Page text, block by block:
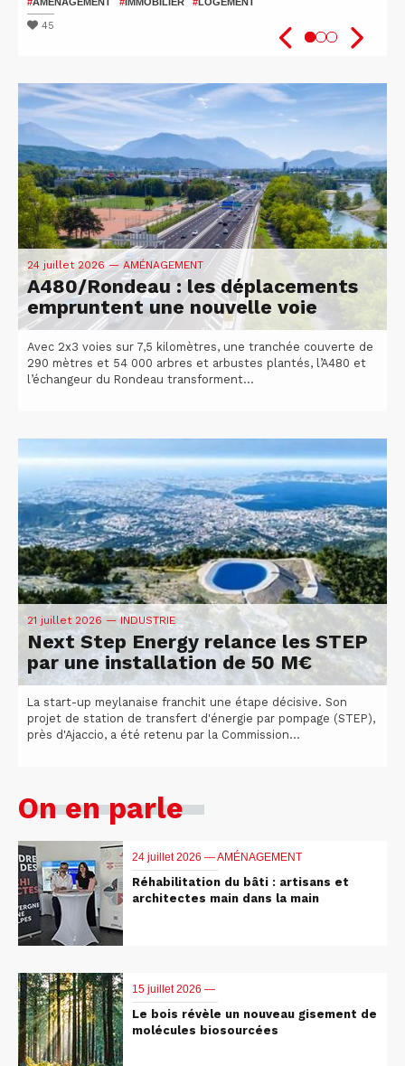
45
#SANTÉ
#VÉLO
24 juillet 2026— AMÉNAGEMENT
A480/Rondeau : les déplacements
empruntent une nouvelle voie
Avec 2x3 voies sur 7,5 kilomètres, une tranchée couverte de
290 mètres et 54 000 arbres et arbustes plantés, l’A480 et
l’échangeur du Rondeau transforment...
21 juillet 2026 — INDUSTRIE
Next Step Energy relance les STEP
par une installation de 50 M€
La start-up meylanaise franchit une étape décisive. Son
projet de station de transfert d'énergie par pompage (STEP),
près d'Ajaccio, a été retenu par la Commission...
On en parle
24 juillet 2026 —AMÉNAGEMENT
Réhabilitation du bâti : artisans et
architectes main dans la main
15 juillet 2026 —
Le bois révèle un nouveau gisement de
molécules biosourcées